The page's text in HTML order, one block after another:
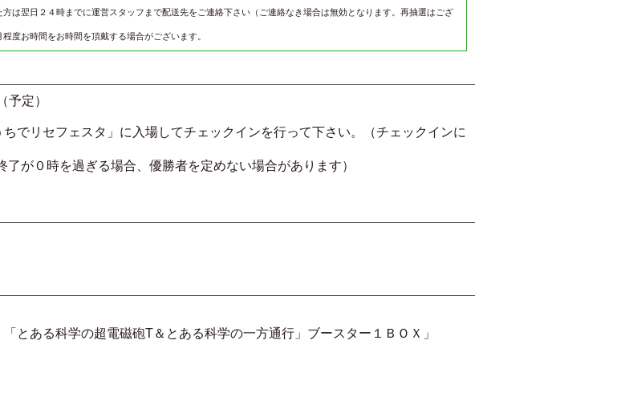
は翌日２４時までに運営スタッフまで配送先をご連絡下さい（ご連絡なき場合は無効となります。再抽選はござ
度お時間をお時間を頂戴する場合がございます。
定）
リセフェスタ」に入場してチェックインを行って下さい。（チェックインに
が０時を過ぎる場合、優勝者を定めない場合があります）
とある科学の超電磁砲T＆とある科学の一方通行」ブースター１ＢＯＸ」